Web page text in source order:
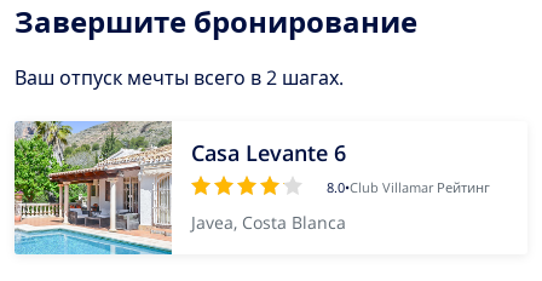
Завершите бронирование
Ваш отпуск мечты всего в 2 шагах.
Casa Levante 6
8.0•Club Villamar Рейтинг
Javea, Costa Blanca